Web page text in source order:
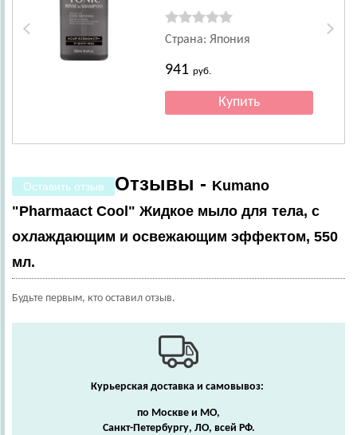
Страна: Япония
941руб.
Оставить отзыв Отзывы - Kumano
"Pharmaact Cool" Жидкое мыло для тела, с
охлаждающим и освежающим эффектом, 550
мл.
Будьте первым, кто оставил отзыв.
Курьерская доставка и самовывоз:
по Москве и МО,
Санкт-Петербургу, ЛО, всей РФ.